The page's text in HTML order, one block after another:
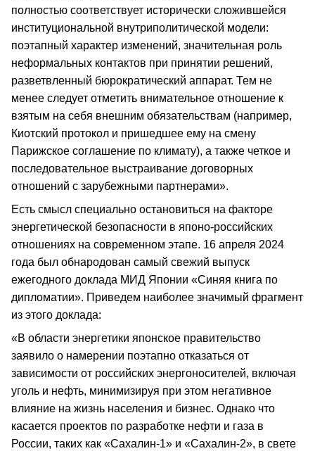
полностью соответствует исторически сложившейся
институциональной внутриполитической модели:
поэтапный характер изменений, значительная роль
неформальных контактов при принятии решений,
разветвленный бюрократический аппарат. Тем не
менее следует отметить внимательное отношение к
взятым на себя внешним обязательствам (например,
Киотский протокол и пришедшее ему на смену
Парижское соглашение по климату), а также четкое и
последовательное выстраивание договорных
отношений с зарубежными партнерами».
Есть смысл специально остановиться на факторе
энергетической безопасности в японо-российских
отношениях на современном этапе. 16 апреля 2024
года был обнародован самый свежий выпуск
ежегодного доклада МИД Японии «Синяя книга по
дипломатии». Приведем наиболее значимый фрагмент
из этого доклада:
«В области энергетики японское правительство
заявило о намерении поэтапно отказаться от
зависимости от российских энергоносителей, включая
уголь и нефть, минимизируя при этом негативное
влияние на жизнь населения и бизнес. Однако что
касается проектов по разработке нефти и газа в
России, таких как «Сахалин-1» и «Сахалин-2», в свете